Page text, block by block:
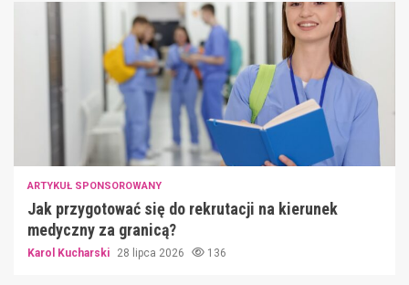
ARTYKUŁ SPONSOROWANY
Jak przygotować się do rekrutacji na kierunek
medyczny za granicą?
Karol Kucharski 28 lipca 2026 136